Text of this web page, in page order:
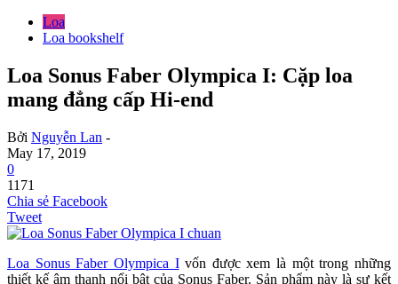
Loa
Loa bookshelf
Loa Sonus Faber Olympica I: Cặp loa
mang đẳng cấp Hi-end
Bởi Nguyễn Lan -
May 17, 2019
0
1171
Chia sẻ Facebook
Tweet
Loa Sonus Faber Olympica Ivốn được xem là một trong những
thiết kế âm thanh nổi bật của Sonus Faber. Sản phẩm này là sự kết